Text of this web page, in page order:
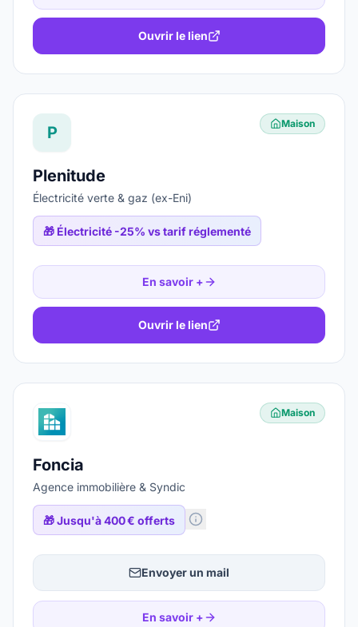
Ouvrir le lien
P Maison
Plenitude
Électricité verte & gaz (ex-Eni)
🎁 Électricité -25% vs tarif réglementé
En savoir +
Ouvrir le lien
Maison
Foncia
Agence immobilière & Syndic
🎁Jusqu'à 400 € offerts
Envoyer un mail
En savoir +